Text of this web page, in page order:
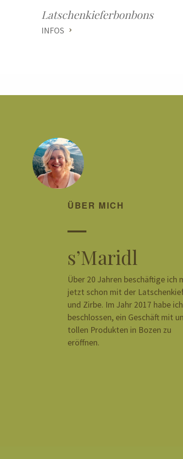
Latschenkieferbonbons
INFOS
ÜBER MICH
s’Maridl
Über 20 Jahren beschäftige ich
jetzt schon mit der
und Zirbe. Im Jahr 2017 habe
beschlossen, ein Geschäft mit
tollen Produkten in Bozen zu
eröffnen.